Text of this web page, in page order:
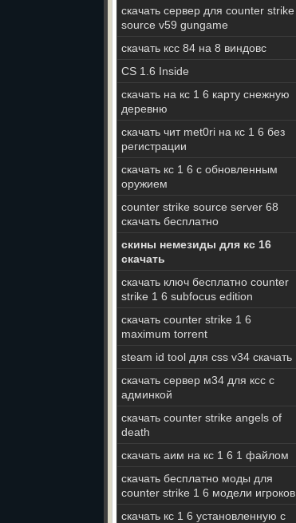
скачать сервер для counter strike
source v59 gungame
скачать ксс 84 на 8 виндовс
CS 1.6 Inside
скачать на кс 1 6 карту снежную
деревню
скачать чит met0ri на кс 1 6 без
регистрации
скачать кс 1 6 с обновленным
оружием
counter strike source server 68
скачать бесплатно
скины немезиды для кс 16
скачать
скачать ключ бесплатно counter
strike 1 6 subfocus edition
скачать counter strike 1 6
maximum torrent
steam id tool для css v34 скачать
скачать сервер м34 для ксс с
админкой
скачать counter strike angels of
death
скачать аим на кс 1 6 1 файлом
скачать бесплатно моды для
counter strike 1 6 модели игроков
скачать кс 1 6 установленную с